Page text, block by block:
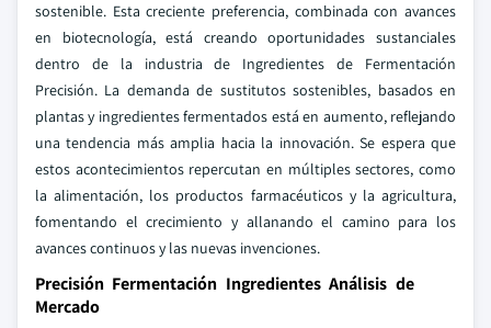
sostenible. Esta creciente preferencia, combinada con avances
en biotecnología, está creando oportunidades sustanciales
dentro de la industria de Ingredientes de Fermentación
Precisión. La demanda de sustitutos sostenibles, basados en
plantas y ingredientes fermentados está en aumento, reflejando
una tendencia más amplia hacia la innovación. Se espera que
estos acontecimientos repercutan en múltiples sectores, como
la alimentación, los productos farmacéuticos y la agricultura,
fomentando el crecimiento y allanando el camino para los
avances continuos y las nuevas invenciones.
Precisión Fermentación Ingredientes Análisis de
Mercado